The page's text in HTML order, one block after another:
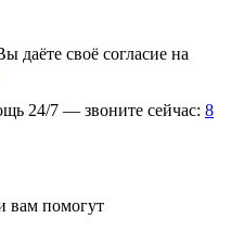
даёте своё согласие на
24/7 — звоните сейчас: 8
вам помогут